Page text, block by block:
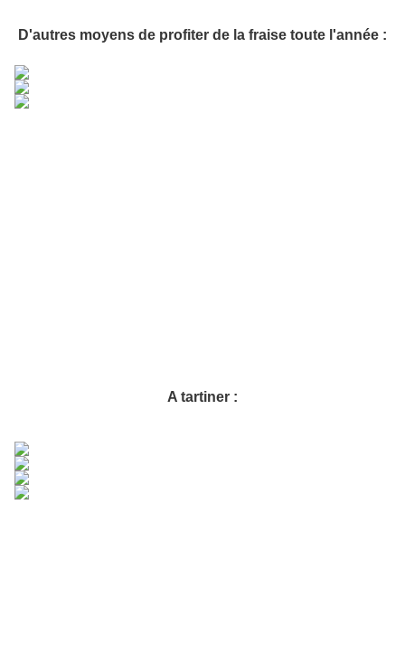
D'autres moyens de profiter de la fraise toute l'année :
A tartiner :